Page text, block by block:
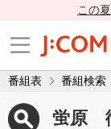
この
番組表 番組検索
蛍原